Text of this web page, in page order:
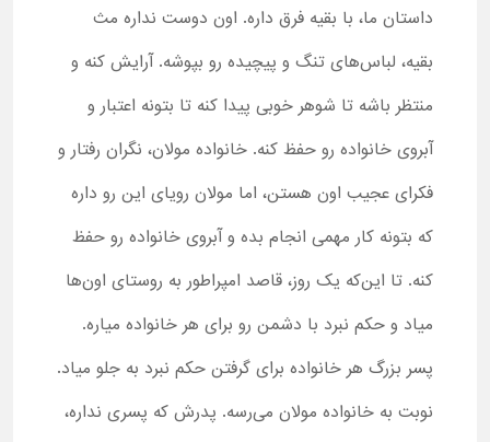
داستان ما، با بقیه فرق داره. اون دوست نداره مث
بقیه، لباس‌های تنگ و پیچیده رو بپوشه. آرایش کنه و
منتظر باشه تا شوهر خوبی پیدا کنه تا بتونه اعتبار و
آبروی خانواده رو حفظ کنه. خانواده مولان، نگران رفتار و
فکرای عجیب اون هستن، اما مولان رویای این رو داره
که بتونه کار مهمی انجام بده و آبروی خانواده رو حفظ
کنه. تا این‌که یک روز، قاصد امپراطور به روستای اون‌ها
میاد و حکم نبرد با دشمن رو برای هر خانواده میاره.
پسر بزرگ هر خانواده برای گرفتن حکم نبرد به جلو میاد.
نوبت به خانواده مولان می‌رسه. پدرش که پسری نداره،